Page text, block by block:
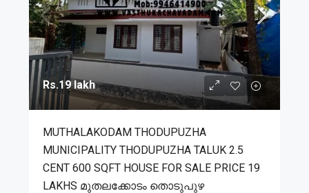
Rs.19 lakh
MUTHALAKODAM THODUPUZHA
MUNICIPALITY THODUPUZHA TALUK 2.5
CENT 600 SQFT HOUSE FOR SALE PRICE 19
LAKHS മുതലക്കോടം തൊടുപുഴ